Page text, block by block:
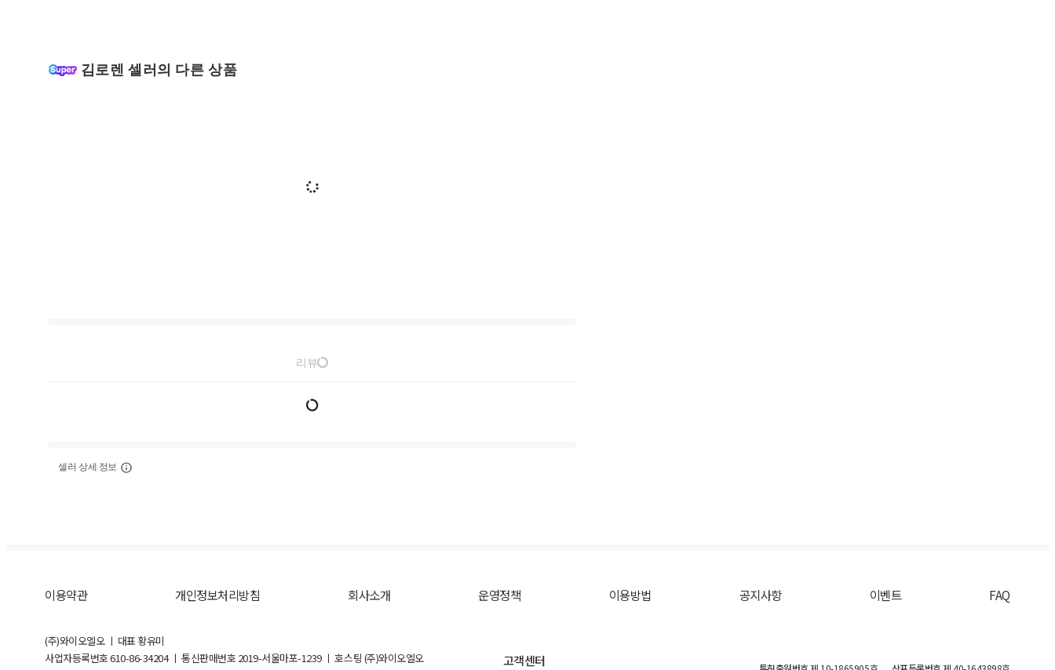
김로렌 셀러의 다른 상품
리뷰
셀러 상세 정보
이용약관 개인정보처리방침 회사소개 운영정책 이용방법 공지사항 이벤트 FAQ
(주)와이오엘오 ㅣ 대표 황유미
사업자등록번호610-86-34204ㅣ 통신판매번호 2019-서울마포-1239 ㅣ 호스팅 (주)와이오엘오
고객센터